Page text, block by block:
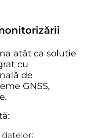
atât ca soluție
cu
de
GNSS,